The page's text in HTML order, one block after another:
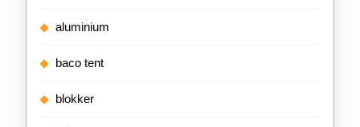
aluminium
baco tent
blokker